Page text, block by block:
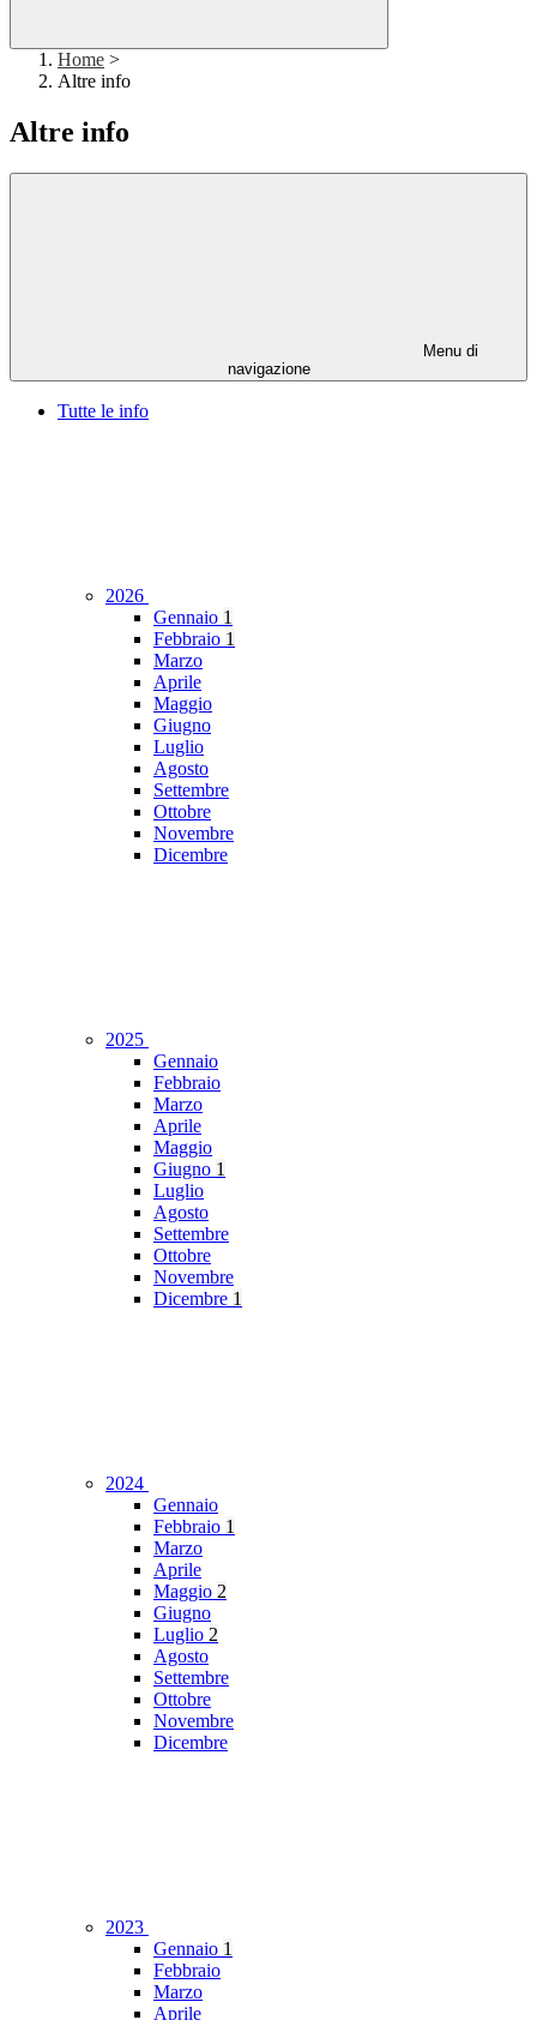
Home >
Altre info
Altre info
Menu di
navigazione
Tutte le info
2026
Gennaio 1
Febbraio 1
Marzo
Aprile
Maggio
Giugno
Luglio
Agosto
Settembre
Ottobre
Novembre
Dicembre
2025
Gennaio
Febbraio
Marzo
Aprile
Maggio
Giugno 1
Luglio
Agosto
Settembre
Ottobre
Novembre
Dicembre 1
2024
Gennaio
Febbraio 1
Marzo
Aprile
Maggio 2
Giugno
Luglio 2
Agosto
Settembre
Ottobre
Novembre
Dicembre
2023
Gennaio 1
Febbraio
Marzo
Aprile